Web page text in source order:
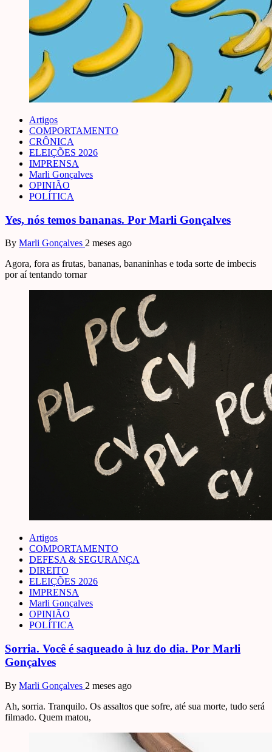
Artigos
COMPORTAMENTO
CRÔNICA
ELEIÇÕES 2026
IMPRENSA
Marli Gonçalves
OPINIÃO
POLÍTICA
Yes, nós temos bananas. Por Marli Gonçalves
By Marli Gonçalves 2 meses ago
Agora, fora as frutas, bananas, bananinhas e toda sorte de imbecis
por aí tentando tornar
Artigos
COMPORTAMENTO
DEFESA & SEGURANÇA
DIREITO
ELEIÇÕES 2026
IMPRENSA
Marli Gonçalves
OPINIÃO
POLÍTICA
Sorria. Você é saqueado à luz do dia. Por Marli
Gonçalves
By Marli Gonçalves 2 meses ago
Ah, sorria. Tranquilo. Os assaltos que sofre, até sua morte, tudo será
filmado. Quem matou,